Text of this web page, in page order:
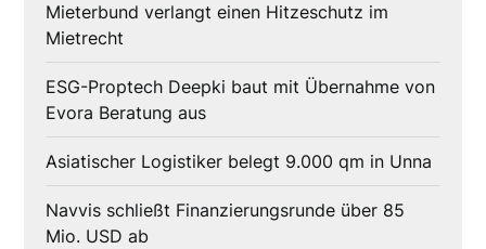
Mieterbund verlangt einen Hitzeschutz im
Mietrecht
ESG-Proptech Deepki baut mit Übernahme von
Evora Beratung aus
Asiatischer Logistiker belegt 9.000 qm in Unna
Navvis schließt Finanzierungsrunde über 85
Mio. USD ab